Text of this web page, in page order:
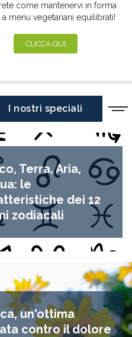
come mantenervi in forma
a menu vegetariani equilibrati!
CLICCA QUI
I nostri speciali
Terra, Aria,
le
dei 12
zodiacali
un'ottima
contro il dolore